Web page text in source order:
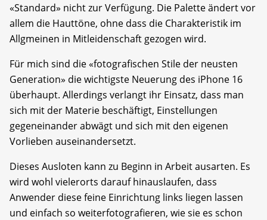
«Standard» nicht zur Verfügung. Die Palette ändert vor
allem die Hauttöne, ohne dass die Charakteristik im
Allgmeinen in Mitleidenschaft gezogen wird.
Für mich sind die «fotografischen Stile der neusten
Generation» die wichtigste Neuerung des iPhone 16
überhaupt. Allerdings verlangt ihr Einsatz, dass man
sich mit der Materie beschäftigt, Einstellungen
gegeneinander abwägt und sich mit den eigenen
Vorlieben auseinandersetzt.
Dieses Ausloten kann zu Beginn in Arbeit ausarten. Es
wird wohl vielerorts darauf hinauslaufen, dass
Anwender diese feine Einrichtung links liegen lassen
und einfach so weiterfotografieren, wie sie es schon